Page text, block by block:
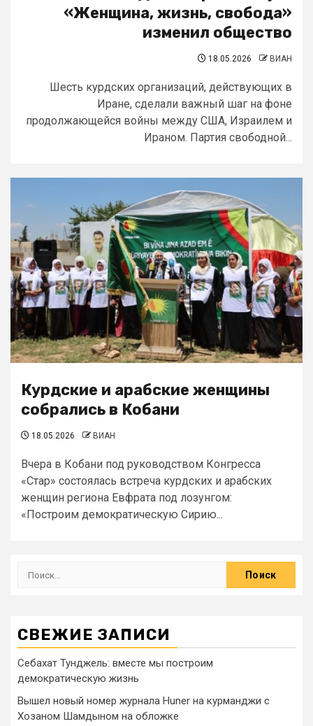
«Женщина, жизнь, свобода»
изменил общество
18.05.2026 ВИАН
Шесть курдских организаций, действующих в
Иране, сделали важный шаг на фоне
продолжающейся войны между США, Израилем и
Ираном. Партия свободной...
Курдские и арабские женщины
собрались в Кобани
18.05.2026 ВИАН
Вчера в Кобани под руководством Конгресса
«Стар» состоялась встреча курдских и арабских
женщин региона Евфрата под лозунгом:
«Построим демократическую Сирию...
СВЕЖИЕ ЗАПИСИ
Себахат Тунджель: вместе мы построим
демократическую жизнь
Вышел новый номер журнала Huner на курманджи с
Хозаном Шамдыном на обложке